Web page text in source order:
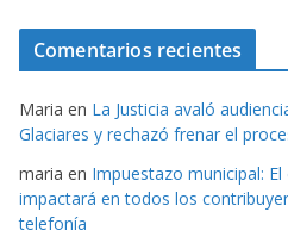
Comentarios recientes
Maria en La Justicia avaló
Glaciares y rechazó frenar el
maria en Impuestazo municipal:
impactará en todos los
telefonía